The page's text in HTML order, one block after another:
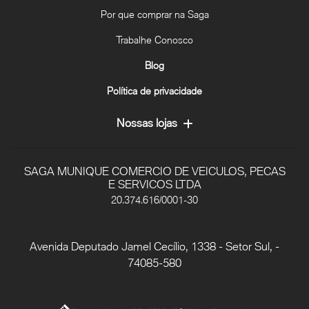
Por que comprar na Saga
Trabalhe Conosco
Blog
Política de privacidade
Nossas lojas
SAGA MUNIQUE COMERCIO DE VEICULOS, PECAS
E SERVICOS LTDA
20.374.616/0001-30
Avenida Deputado Jamel Cecílio, 1338 - Setor Sul, -
74085-580